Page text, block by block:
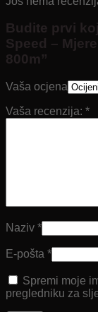
Budite prvi
Speed ​​​​–
800m”
Vaša ocjena
Vaša recenzija: *
Naziv *
E-pošta *
Spremi moje
pregledniku za